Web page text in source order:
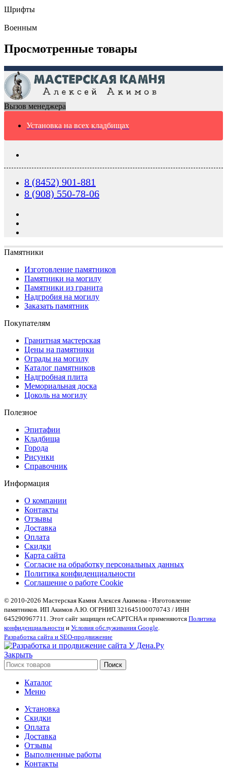
Шрифты
Военным
Просмотренные товары
Вызов менеджера
Установка на всех кладбищах
8 (8452) 901-881
8 (908) 550-78-06
Памятники
Изготовление памятников
Памятники на могилу
Памятники из гранита
Надгробия на могилу
Заказать памятник
Покупателям
Гранитная мастерская
Цены на памятники
Ограды на могилу
Каталог памятников
Надгробная плита
Мемориальная доска
Цоколь на могилу
Полезное
Эпитафии
Кладбища
Города
Рисунки
Справочник
Информация
О компании
Контакты
Отзывы
Доставка
Оплата
Скидки
Карта сайта
Согласие на обработку персональных данных
Политика конфиденциальности
Соглашение о работе Cookie
© 2010-2026 Мастерская Камня Алексея Акимова - Изготовление
памятников. ИП Акимов А.Ю. ОГРНИП 321645100070743 / ИНН
645290967711. Этот сайт защищен reCAPTCHA и применяются Политика
конфиденциальности и Условия обслуживания Google.
Разработка сайта и SEO-продвижение
Закрыть
Поиск
Каталог
Меню
Установка
Скидки
Оплата
Доставка
Отзывы
Выполненные работы
Контакты